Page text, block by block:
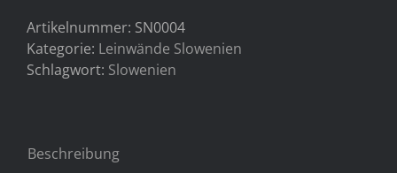
Artikelnummer: SN0004
Kategorie: Leinwände Slowenien
Schlagwort: Slowenien
Beschreibung